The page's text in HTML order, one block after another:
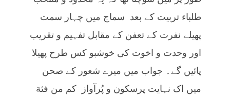
طلباء تربیت کے بعد سماج میں چہار سمت
پھیلے نفرت کے تعفن کے مقابل تفہیم و تقریب
اور وحدت و اخوت کی خوشبو کس طرح پھیلا
پائیں گے۔ جواب میں میرے شعور کے صحن
میں اک نہایت پرسکون و پُرآواز كم من فئة